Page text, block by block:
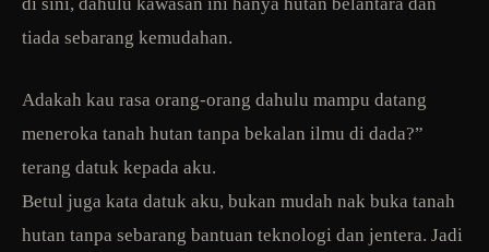
tiada sebarang kemudahan.
Adakah kau rasa orang-orang dahulu mampu datang
meneroka tanah hutan tanpa bekalan ilmu di dada?”
terang datuk kepada aku.
Betul juga kata datuk aku, bukan mudah nak buka tanah
hutan tanpa sebarang bantuan teknologi dan jentera. Jadi